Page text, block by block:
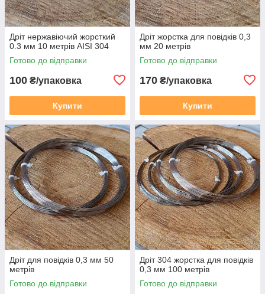
Дріт нержавіючий жорсткий
0.3 мм 10 метрів AISI 304
Готово до відправки
100 ₴/упаковка
Купити
Дріт жорстка для повідків 0,3
мм 20 метрів
Готово до відправки
170 ₴/упаковка
Купити
Дріт для повідків 0,3 мм 50
метрів
Готово до відправки
Дріт 304 жорстка для повідків
0,3 мм 100 метрів
Готово до відправки